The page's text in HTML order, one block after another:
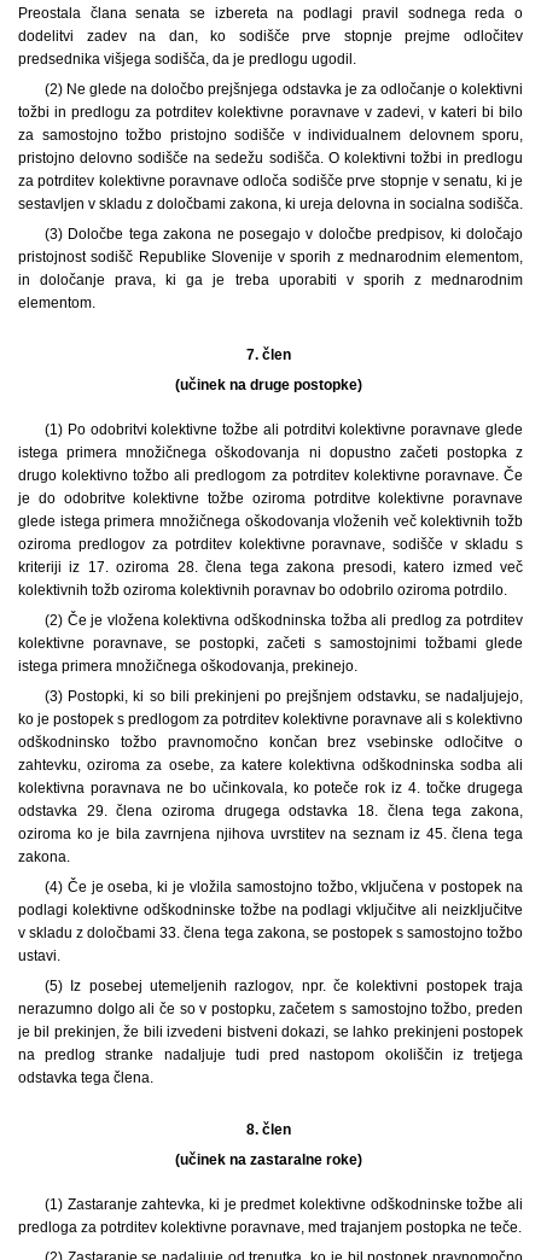
Preostala člana senata se izbereta na podlagi pravil sodnega reda o
dodelitvi zadev na dan, ko sodišče prve stopnje prejme odločitev
predsednika višjega sodišča, da je predlogu ugodil.
(2) Ne glede na določbo prejšnjega odstavka je za odločanje o kolektivni
tožbi in predlogu za potrditev kolektivne poravnave v zadevi, v kateri bi bilo
za samostojno tožbo pristojno sodišče v individualnem delovnem sporu,
pristojno delovno sodišče na sedežu sodišča. O kolektivni tožbi in predlogu
za potrditev kolektivne poravnave odloča sodišče prve stopnje v senatu, ki je
sestavljen v skladu z določbami zakona, ki ureja delovna in socialna sodišča.
(3) Določbe tega zakona ne posegajo v določbe predpisov, ki določajo
pristojnost sodišč Republike Slovenije v sporih z mednarodnim elementom,
in določanje prava, ki ga je treba uporabiti v sporih z mednarodnim
elementom.
7. člen
(učinek na druge postopke)
(1) Po odobritvi kolektivne tožbe ali potrditvi kolektivne poravnave glede
istega primera množičnega oškodovanja ni dopustno začeti postopka z
drugo kolektivno tožbo ali predlogom za potrditev kolektivne poravnave. Če
je do odobritve kolektivne tožbe oziroma potrditve kolektivne poravnave
glede istega primera množičnega oškodovanja vloženih več kolektivnih tožb
oziroma predlogov za potrditev kolektivne poravnave, sodišče v skladu s
kriteriji iz 17. oziroma 28. člena tega zakona presodi, katero izmed več
kolektivnih tožb oziroma kolektivnih poravnav bo odobrilo oziroma potrdilo.
(2) Če je vložena kolektivna odškodninska tožba ali predlog za potrditev
kolektivne poravnave, se postopki, začeti s samostojnimi tožbami glede
istega primera množičnega oškodovanja, prekinejo.
(3) Postopki, ki so bili prekinjeni po prejšnjem odstavku, se nadaljujejo,
ko je postopek s predlogom za potrditev kolektivne poravnave ali s kolektivno
odškodninsko tožbo pravnomočno končan brez vsebinske odločitve o
zahtevku, oziroma za osebe, za katere kolektivna odškodninska sodba ali
kolektivna poravnava ne bo učinkovala, ko poteče rok iz 4. točke drugega
odstavka 29. člena oziroma drugega odstavka 18. člena tega zakona,
oziroma ko je bila zavrnjena njihova uvrstitev na seznam iz 45. člena tega
zakona.
(4) Če je oseba, ki je vložila samostojno tožbo, vključena v postopek na
podlagi kolektivne odškodninske tožbe na podlagi vključitve ali neizključitve
v skladu z določbami 33. člena tega zakona, se postopek s samostojno tožbo
ustavi.
(5) Iz posebej utemeljenih razlogov, npr. če kolektivni postopek traja
nerazumno dolgo ali če so v postopku, začetem s samostojno tožbo, preden
je bil prekinjen, že bili izvedeni bistveni dokazi, se lahko prekinjeni postopek
na predlog stranke nadaljuje tudi pred nastopom okoliščin iz tretjega
odstavka tega člena.
8. člen
(učinek na zastaralne roke)
(1) Zastaranje zahtevka, ki je predmet kolektivne odškodninske tožbe ali
predloga za potrditev kolektivne poravnave, med trajanjem postopka ne teče.